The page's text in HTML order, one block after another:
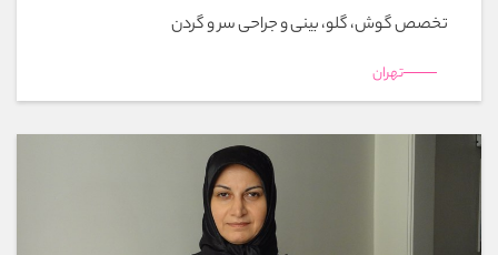
تخصص گوش، گلو، بینی و جراحی سر و گردن
تهران